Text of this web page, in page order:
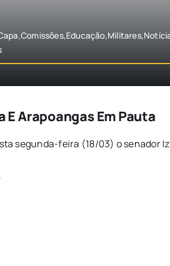
E Arapoangas Em Pauta
segunda-feira (18/03) o senador